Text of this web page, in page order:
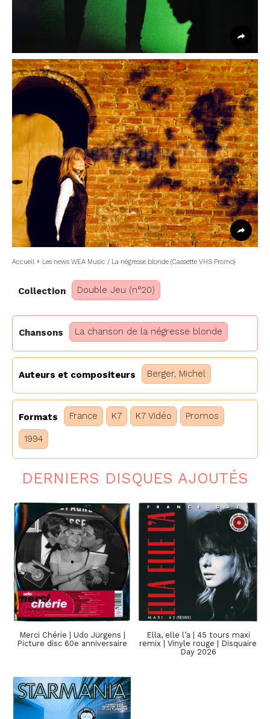
Accueil Les news WEA Music / La négresse blonde (Cassette VHS Promo)
Collection Double Jeu (n°20)
Chansons La chanson de la négresse blonde
Auteurs et compositeurs Berger, Michel
Formats France K7 K7 Vidéo Promos
1994
DERNIERS DISQUES AJOUTÉS
Merci Chérie | Udo Jürgens |
Picture disc 60e anniversaire
Ella, elle l’a | 45 tours maxi
remix | Vinyle rouge | Disquaire
Day 2026